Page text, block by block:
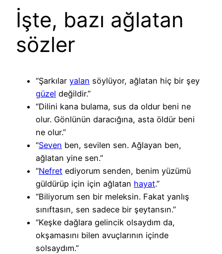
İşte, bazı ağlatan
sözler
“Şarkılar yalan söylüyor, ağlatan hiç bir şey
güzel değildir.”
“Dilini kana bulama, sus da oldur beni ne
olur. Gönlünün daracığına, asta öldür beni
ne olur.”
“Seven ben, sevilen sen. Ağlayan ben,
ağlatan yine sen.”
“Nefret ediyorum senden, benim yüzümü
güldürüp için için ağlatan hayat.”
“Biliyorum sen bir meleksin. Fakat yanlış
sınıftasın, sen sadece bir şeytansın.”
“Keşke dağlara gelincik olsaydım da,
okşamasını bilen avuçlarının içinde
solsaydım.”